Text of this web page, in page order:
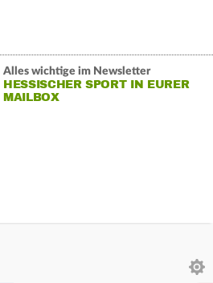
Alles wichtige im Newsletter
HESSISCHER SPORT IN EURER
MAILBOX